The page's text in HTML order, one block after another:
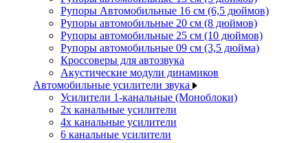
Рупоры Автомобильные 16 см (6,5 дюймов)
Рупоры автомобильные 20 см (8 дюймов)
Рупоры автомобильные 25 см (10 дюймов)
Рупоры автомобильные 09 см (3,5 дюйма)
Кроссоверы для автозвука
Акустические модули динамиков
Автомобильные усилители звука
Усилители 1-канальные (Моноблоки)
2х канальные усилители
4х канальные усилители
6 канальные усилители